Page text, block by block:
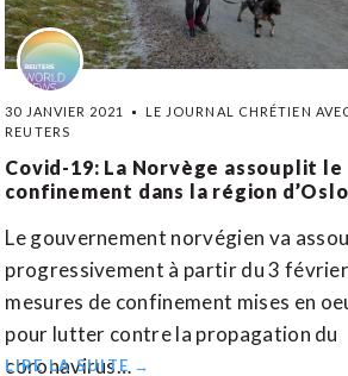
30 JANVIER 2021
LE JOURNAL CHRÉTIEN
REUTERS
Covid-19: La Norvège assouplit le
confinement dans la région d’Oslo
Le gouvernement norvégien va
progressivement à partir du 3
mesures de confinement mises en
pour lutter contre la propagation du
coronavirus…
LIRE LA SUITE →